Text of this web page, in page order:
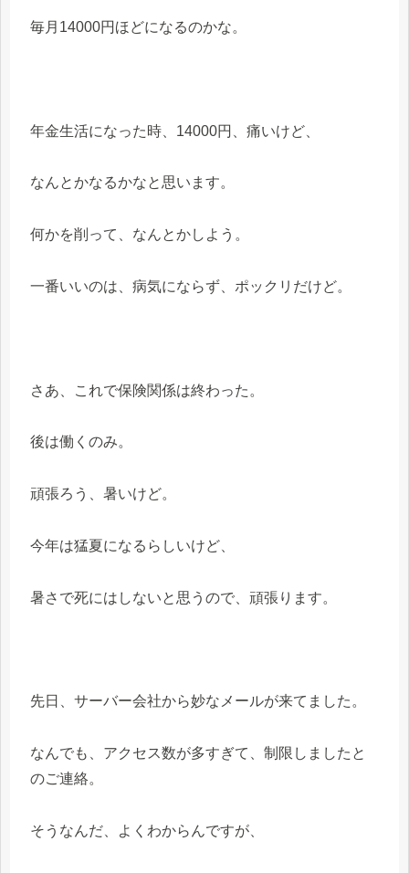
毎月14000円ほどになるのかな。
年金生活になった時、14000円、痛いけど、
なんとかなるかなと思います。
何かを削って、なんとかしよう。
一番いいのは、病気にならず、ポックリだけど。
さあ、これで保険関係は終わった。
後は働くのみ。
頑張ろう、暑いけど。
今年は猛夏になるらしいけど、
暑さで死にはしないと思うので、頑張ります。
先日、サーバー会社から妙なメールが来てました。
なんでも、アクセス数が多すぎて、制限しましたと
のご連絡。
そうなんだ、よくわからんですが、